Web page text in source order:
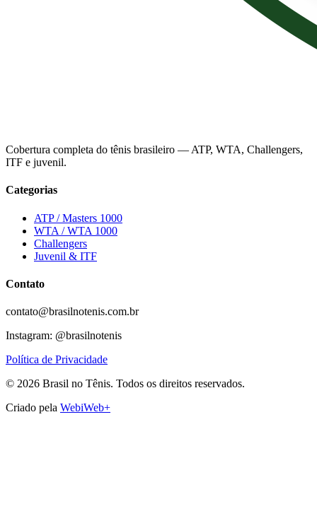
Cobertura completa do tênis brasileiro — ATP, WTA, Challengers,
ITF e juvenil.
Categorias
ATP / Masters 1000
WTA / WTA 1000
Challengers
Juvenil & ITF
Contato
contato@brasilnotenis.com.br
Instagram: @brasilnotenis
Política de Privacidade
© 2026 Brasil no Tênis. Todos os direitos reservados.
Criado pela WebiWeb+